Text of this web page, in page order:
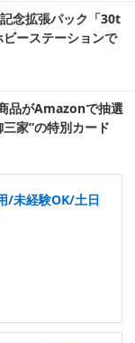
念拡張パック「30t
ーステーションで
品がAmazonで抽選
家”の特別カード
/未経験OK/土日